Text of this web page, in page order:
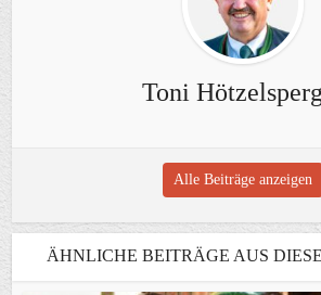
Toni
Alle Beiträge anzeigen
ÄHNLICHE BEITRÄGE AUS